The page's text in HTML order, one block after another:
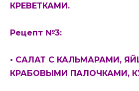
КРЕВЕТКАМИ.
Рецепт №3:
• САЛАТ С КАЛЬМАРАМИ,
КРАБОВЫМИ ПАЛОЧКАМИ,